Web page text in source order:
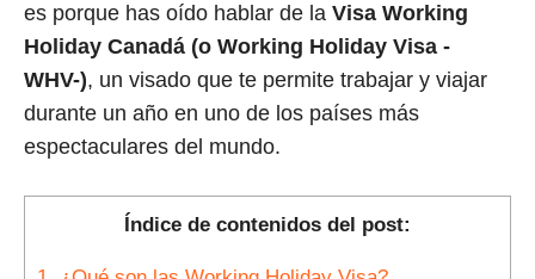
es porque has oído hablar de la Visa Working
Holiday Canadá (o Working Holiday Visa -
WHV-), un visado que te permite trabajar y viajar
durante un año en uno de los países más
espectaculares del mundo.
Índice de contenidos del post: